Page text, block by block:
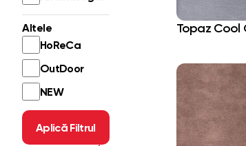
Altele
HoReCa
OutDoor
NEW
Aplică Filtrul
Topaz Cool